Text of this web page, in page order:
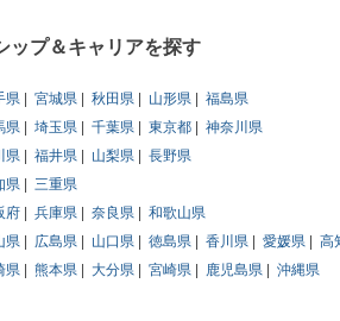
ップ＆キャリアを探す
県 宮城県 秋田県 山形県
福島県
県 埼玉県 千葉県 東京都
神奈川県
県 福井県 山梨県
長野県
県
三重県
府 兵庫県 奈良県
和歌山県
県 広島県 山口県 徳島県 香川県 愛媛県
高
県 熊本県 大分県 宮崎県 鹿児島県
沖縄県